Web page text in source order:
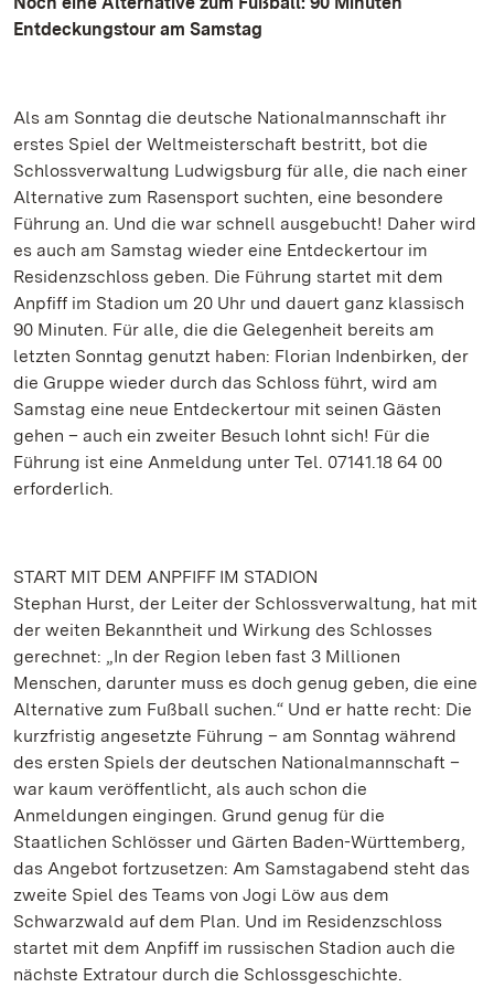
Entdeckungstour am Samstag
Als am Sonntag die deutsche Nationalmannschaft ihr
erstes Spiel der Weltmeisterschaft bestritt, bot die
Schlossverwaltung Ludwigsburg für alle, die nach einer
Alternative zum Rasensport suchten, eine besondere
Führung an. Und die war schnell ausgebucht! Daher wird
es auch am Samstag wieder eine Entdeckertour im
Residenzschloss geben. Die Führung startet mit dem
Anpfiff im Stadion um 20 Uhr und dauert ganz klassisch
90 Minuten. Für alle, die die Gelegenheit bereits am
letzten Sonntag genutzt haben: Florian Indenbirken, der
die Gruppe wieder durch das Schloss führt, wird am
Samstag eine neue Entdeckertour mit seinen Gästen
gehen – auch ein zweiter Besuch lohnt sich! Für die
Führung ist eine Anmeldung unter Tel. 07141.18 64 00
erforderlich.
START MIT DEM ANPFIFF IM STADION
Stephan Hurst, der Leiter der Schlossverwaltung, hat mit
der weiten Bekanntheit und Wirkung des Schlosses
gerechnet: „In der Region leben fast 3 Millionen
Menschen, darunter muss es doch genug geben, die eine
Alternative zum Fußball suchen.“ Und er hatte recht: Die
kurzfristig angesetzte Führung – am Sonntag während
des ersten Spiels der deutschen Nationalmannschaft –
war kaum veröffentlicht, als auch schon die
Anmeldungen eingingen. Grund genug für die
Staatlichen Schlösser und Gärten Baden-Württemberg,
das Angebot fortzusetzen: Am Samstagabend steht das
zweite Spiel des Teams von Jogi Löw aus dem
Schwarzwald auf dem Plan. Und im Residenzschloss
startet mit dem Anpfiff im russischen Stadion auch die
nächste Extratour durch die Schlossgeschichte.